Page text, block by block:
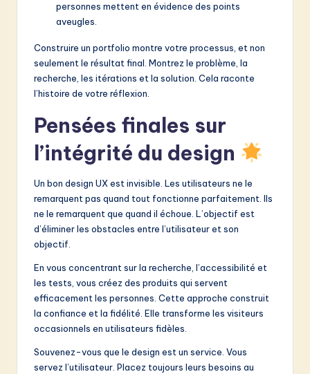
personnes mettent en évidence des points
aveugles.
Construire un portfolio montre votre processus, et non
seulement le résultat final. Montrez le problème, la
recherche, les itérations et la solution. Cela raconte
l’histoire de votre réflexion.
Pensées finales sur
l’intégrité du design
Un bon design UX est invisible. Les utilisateurs ne le
remarquent pas quand tout fonctionne parfaitement. Ils
ne le remarquent que quand il échoue. L’objectif est
d’éliminer les obstacles entre l’utilisateur et son
objectif.
En vous concentrant sur la recherche, l’accessibilité et
les tests, vous créez des produits qui servent
efficacement les personnes. Cette approche construit
la confiance et la fidélité. Elle transforme les visiteurs
occasionnels en utilisateurs fidèles.
Souvenez-vous que le design est un service. Vous
servez l’utilisateur. Placez toujours leurs besoins au